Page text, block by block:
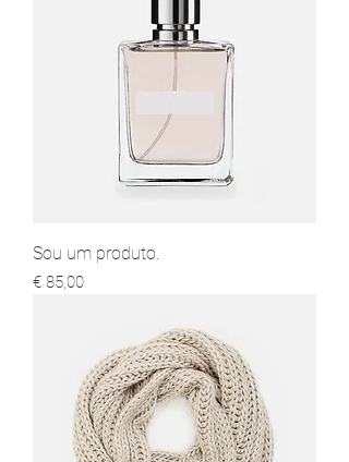
Sou um produto.
Preço
€ 85,00